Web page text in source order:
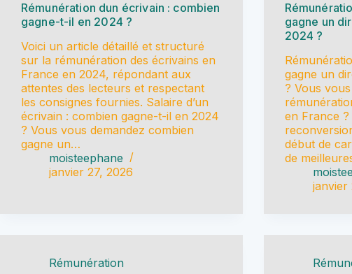
Rémunération dun écrivain : combien
gagne-t-il en 2024 ?
Voici un article détaillé et structuré
sur la rémunération des écrivains en
France en 2024, répondant aux
attentes des lecteurs et respectant
les consignes fournies. Salaire d’un
écrivain : combien gagne-t-il en 2024
? Vous vous demandez combien
gagne un…
moisteephane
janvier 27, 2026
gagne un
2024 ?
gagne un
? Vous
en France
début de
de
janvier
Rémunération